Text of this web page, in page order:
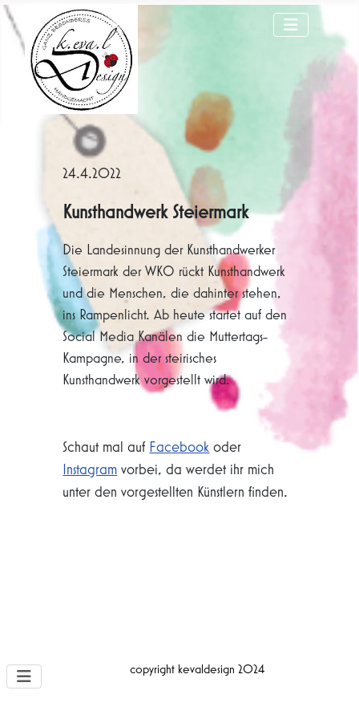
24.4.2022
Kunsthandwerk Steiermark
Die Landesinnung der Kunsthandwerker
Steiermark der WKO rückt Kunsthandwerk
und die Menschen, die dahinter stehen,
ins Rampenlicht. Ab heute startet auf den
Social Media Kanälen die Muttertags-
Kampagne, in der steirisches
Kunsthandwerk vorgestellt wird.
Schaut mal auf Facebook oder
Instagram vorbei, da werdet ihr mich
unter den vorgestellten Künstlern finden.
copyright kevaldesign 2024